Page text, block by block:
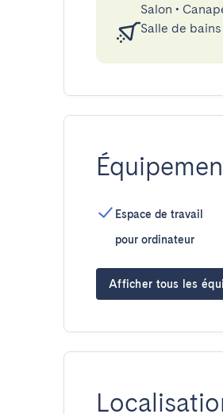
Salon •
Salle de bains
Espace de travail
pour ordinateur
Afficher tous les